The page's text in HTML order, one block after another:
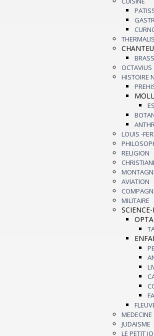
OCTAVIUS
HISTOIRE
LOUIS -
RELIGION
AVIATION
MILITAIRE
OPTA
MEDECINE
JUDAISME
LE PETIT